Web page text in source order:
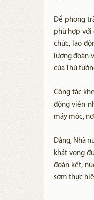
Để phong
phù hợp với
chức, lao
lượng đoàn
của Thủ
Công tác
động viên
máy móc,
Đảng, Nhà
khát vọng
đoàn kết,
sớm thực